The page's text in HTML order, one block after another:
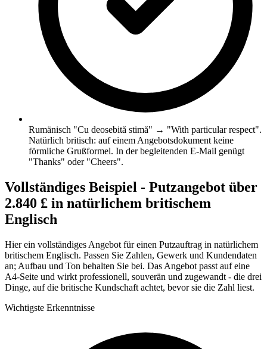
Rumänisch "Cu deosebită stimă" → "With particular respect".
Natürlich britisch: auf einem Angebotsdokument keine
förmliche Grußformel. In der begleitenden E-Mail genügt
"Thanks" oder "Cheers".
Vollständiges Beispiel - Putzangebot über
2.840 £ in natürlichem britischem
Englisch
Hier ein vollständiges Angebot für einen Putzauftrag in natürlichem
britischem Englisch. Passen Sie Zahlen, Gewerk und Kundendaten
an; Aufbau und Ton behalten Sie bei. Das Angebot passt auf eine
A4-Seite und wirkt professionell, souverän und zugewandt - die drei
Dinge, auf die britische Kundschaft achtet, bevor sie die Zahl liest.
Wichtigste Erkenntnisse